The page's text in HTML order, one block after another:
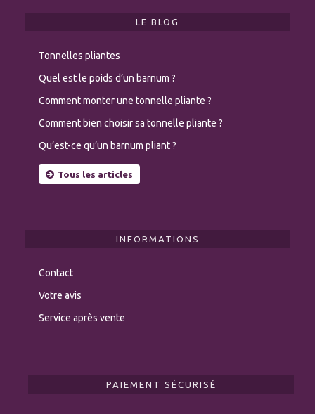
LE BLOG
Tonnelles pliantes
Quel est le poids d’un barnum ?
Comment monter une tonnelle pliante ?
Comment bien choisir sa tonnelle pliante ?
Qu’est-ce qu’un barnum pliant ?
Tous les articles
INFORMATIONS
Contact
Votre avis
Service après vente
PAIEMENT SÉCURISÉ